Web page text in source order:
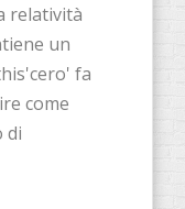
relatività
un
fa
come
di